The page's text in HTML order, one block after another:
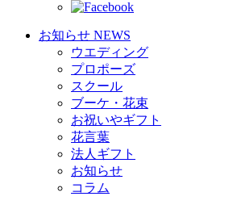
お知らせ NEWS
ウエディング
プロポーズ
スクール
ブーケ・花束
お祝いやギフト
花言葉
法人ギフト
お知らせ
コラム